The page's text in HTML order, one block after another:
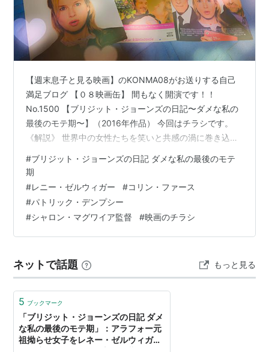
音楽：クレイグ・アームストロング
キャスト
レネー・ゼルウィガー
コリン・ファース
パトリック・デンプシー
ジム・ブロードベント
ジェマ・ジョーンズ
サリー・フィリップス
ジュリアン・リンド＝タット
シャーリー・ヘンダーソン
ベン・ウィルボンド
カーチャ・エリザローヴァ
ジェームズ・キャリス
セリア・イムリー
ジェームズ・フォークナー
【週末息子と見る映画】のKONMA08がお送りする自己
満足ブログ 【０８映画缶】 間もなく開演です！！
No.1500 【ブリジット・ジョーンズの日記〜ダメな私の
最後のモテ期〜】（2016年作品） 今回はチラシです。
《解説》 世界中の女性たちを笑いと共感の渦に巻き込ん
ジット・ジョーンズ》が帰ってくる！ お酒はたまに飲み
がやたらと早い。恋に夢中でもキャリアも大事という崖
っぷち女の本音を正直に自虐ユーモアを込めて日記にし
たためていた彼女が恋に右…
#ブリジット・ジョーンズの日記 ダメな私の最後のモテ
期
#レニー・ゼルウィガー #コリン・ファース
#パトリック・デンプシー
#シャロン・マグワイア監督 #映画のチラシ
ネットで話題 もっと見る
5 ブックマーク
「ブリジット・ジョーンズの日記 ダメ
な私の最後のモテ期」：アラフォー元
祖拗らせ女子をレネー・ゼルウィガー